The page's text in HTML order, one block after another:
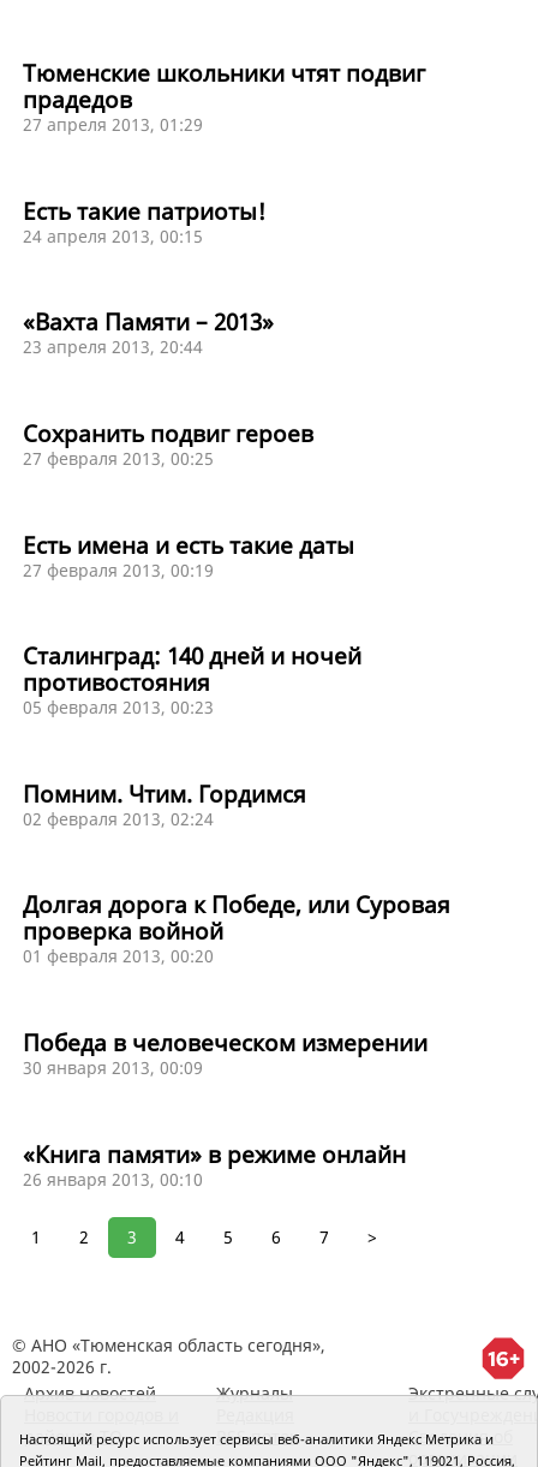
Тюменские школьники чтят подвиг
прадедов
27 апреля 2013, 01:29
Есть такие патриоты!
24 апреля 2013, 00:15
«Вахта Памяти – 2013»
23 апреля 2013, 20:44
Cохранить подвиг героев
27 февраля 2013, 00:25
Есть имена и есть такие даты
27 февраля 2013, 00:19
Сталинград: 140 дней и ночей
противостояния
05 февраля 2013, 00:23
Помним. Чтим. Гордимся
02 февраля 2013, 02:24
Долгая дорога к Победе, или Суровая
проверка войной
01 февраля 2013, 00:20
Победа в человеческом измерении
30 января 2013, 00:09
«Книга памяти» в режиме онлайн
26 января 2013, 00:10
1 2 3 4 5 6 7 >
© АНО «Тюменская область сегодня»,
2002-2026 г.
Архив новостей
районов ТО
Журналы
RSS поток
Экстренные
Сведения об
организации
Настоящий ресурс использует сервисы веб-аналитики Яндекс Метрика и
Рейтинг Mail, предоставляемые компаниями ООО "Яндекс", 119021, Россия,